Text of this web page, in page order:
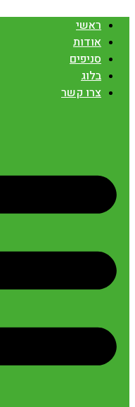
ראשי
אודות
סניפים
בלוג
צרו קשר